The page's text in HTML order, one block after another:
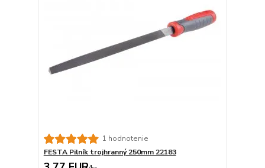
1 hodnotenie
FESTA Pilník trojhranný 250mm 22183